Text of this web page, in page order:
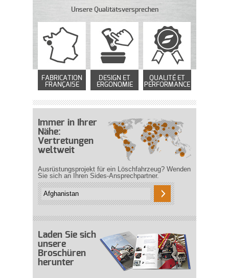
Unsere Qualitätsversprechen
FABRICATION
FRANÇAISE
DESIGN ET
ERGONOMIE
QUALITÉ ET
PERFORMANCE
Immer in Ihrer
Nähe:
Vertretungen
weltweit
Ausrüstungsprojekt für ein Löschfahrzeug? Wenden
Sie sich an Ihren Sides-Ansprechpartner.
Laden Sie sich
unsere
Broschüren
herunter